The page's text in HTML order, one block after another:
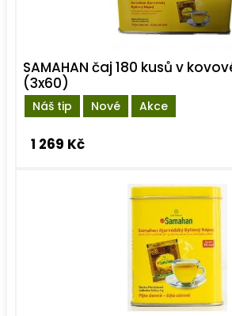
Náš tip Nové Akce
SAMAHAN čaj 180 kusů v
(3x60)
1 269 Kč